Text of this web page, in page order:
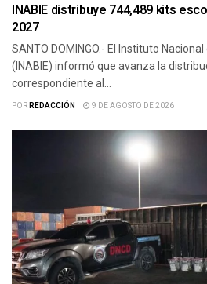
INABIE distribuye 744,489 kits
2027
SANTO DOMINGO.- El Instituto
(INABIE) informó que avanza la
correspondiente al...
PORREDACCIÓN 9 DE AGOSTO DE 2026